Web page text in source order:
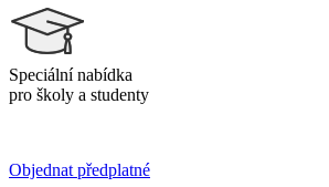
Speciální nabídka
pro školy a studenty
Objednat předplatné